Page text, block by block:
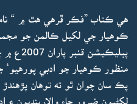
هي ڪتاب ”فڪر ڦرهي هٿ ۾ “
ڪوهيار جي لکيل ڪالمن جو
پبليڪيشن قنبر پاران 2007ع ۾ ڇپايو ويو.
منظور ڪوهيار جو ادبي
پڪ سان چوان ٿو ته توهان
لکڻيون ضرور جاءِ والارينديون